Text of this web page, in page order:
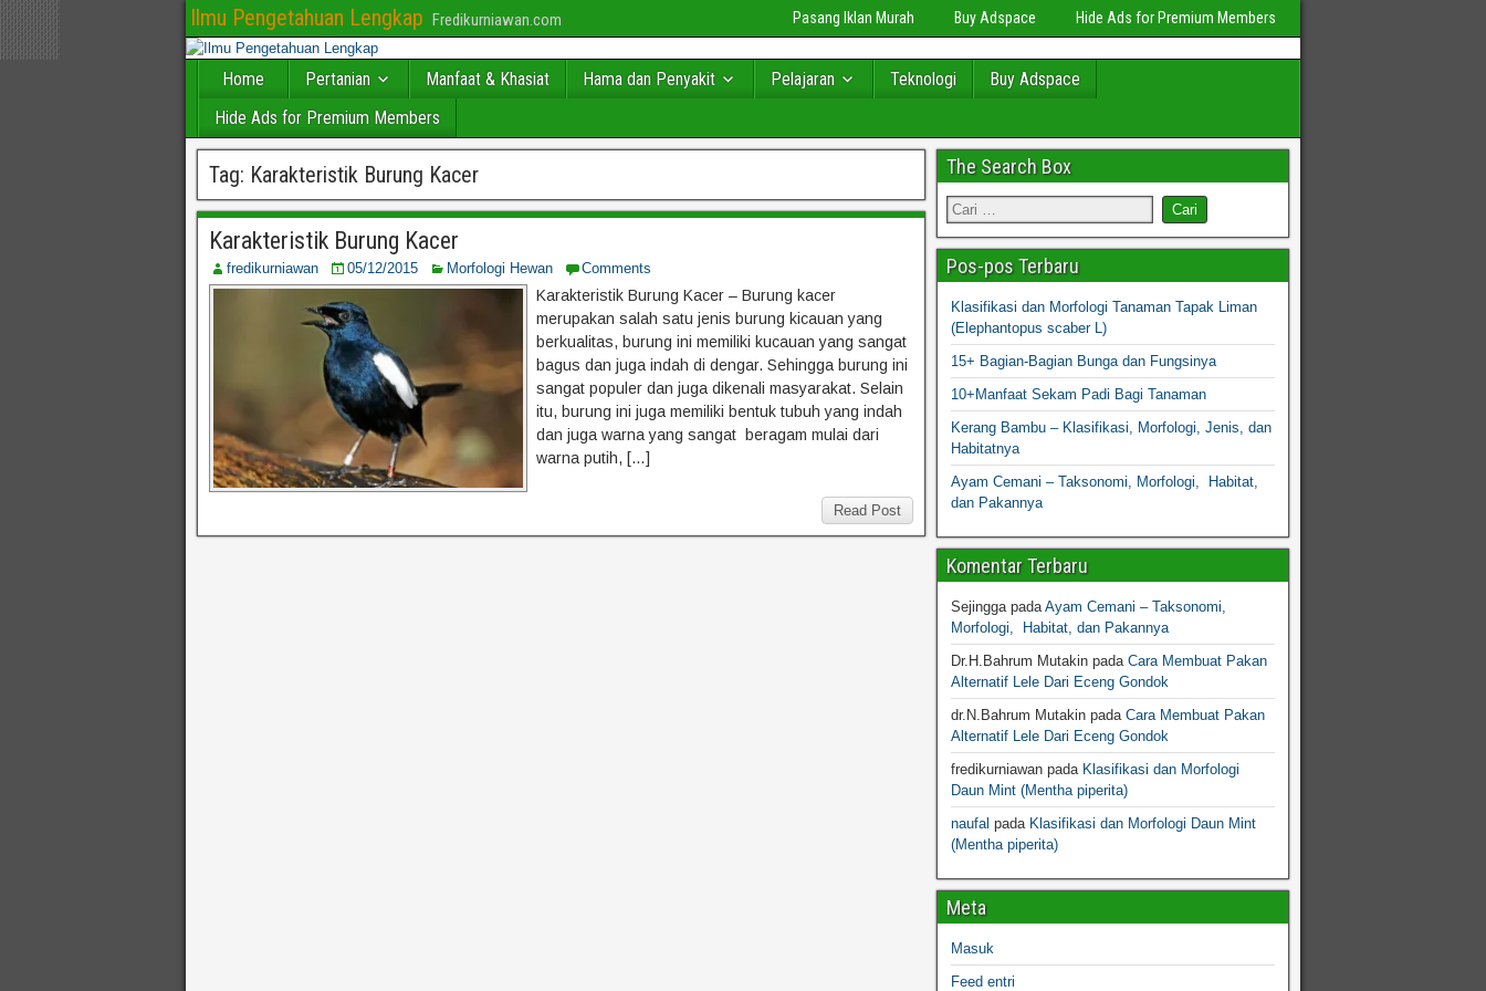
Ilmu Pengetahuan Lengkap Fredikurniawan.com Pasang Iklan Murah Buy Adspace Hide Ads for Premium Members
Home Pertanian Manfaat & Khasiat Hama dan Penyakit Pelajaran Teknologi
Buy Adspace
Hide Ads for Premium Members
Tag: Karakteristik Burung Kacer
Karakteristik Burung Kacer
fredikurniawan 05/12/2015 Morfologi Hewan Comments
Karakteristik Burung Kacer – Burung kacer
merupakan salah satu jenis burung kicauan yang
berkualitas, burung ini memiliki kucauan yang sangat
bagus dan juga indah di dengar. Sehingga burung ini
sangat populer dan juga dikenali masyarakat. Selain
itu, burung ini juga memiliki bentuk tubuh yang indah
dan juga warna yang sangat beragam mulai dari
warna putih, […]
Read Post
The Search Box
Pos-pos Terbaru
Klasifikasi dan Morfologi Tanaman Tapak Liman
(Elephantopus scaber L)
15+ Bagian-Bagian Bunga dan Fungsinya
10+Manfaat Sekam Padi Bagi Tanaman
Kerang Bambu – Klasifikasi, Morfologi, Jenis, dan
Habitatnya
Ayam Cemani – Taksonomi, Morfologi, Habitat,
dan Pakannya
Komentar Terbaru
SejinggapadaAyam Cemani – Taksonomi,
Morfologi, Habitat, dan Pakannya
Dr.H.Bahrum Mutakinpada Cara Membuat Pakan
Alternatif Lele Dari Eceng Gondok
dr.N.Bahrum Mutakinpada Cara Membuat Pakan
Alternatif Lele Dari Eceng Gondok
fredikurniawanpada Klasifikasi dan Morfologi
Daun Mint (Mentha piperita)
naufal pada Klasifikasi dan Morfologi Daun Mint
(Mentha piperita)
Meta
Masuk
Feed entri